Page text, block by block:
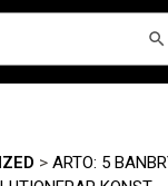
> ARTO: 5